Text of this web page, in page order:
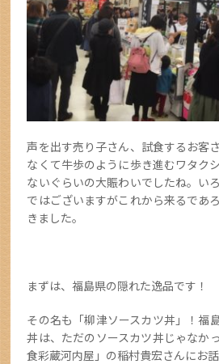
声を出す売り子さん、試食するお客
なくて牛歩のように歩き進むワタク
ないぐらいの大賑わいでしたね。い
ではございますがこれから来るであ
きました。
まずは、福島県の隠れた逸品です！
その名も「柳津ソースカツ丼」！福
丼は、ただのソースカツ丼じゃなか
食彩蔵河内屋」の稲村貴宏さんにお話